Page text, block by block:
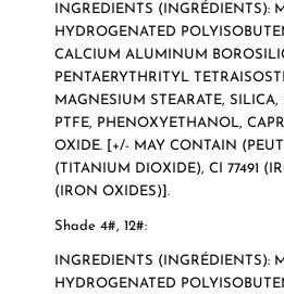
INGREDIENTS (INGRÉDIENTS):
HYDROGENATED
CALCIUM ALUMINUM
PENTAERYTHRITYL
MAGNESIUM STEARATE, SILICA,
PTFE, PHENOXYETHANOL,
OXIDE. [+/- MAY CONTAIN (PEUT
(TITANIUM DIOXIDE), CI 77491
(IRON OXIDES)].
Shade 4#, 12#:
INGREDIENTS (INGRÉDIENTS):
HYDROGENATED